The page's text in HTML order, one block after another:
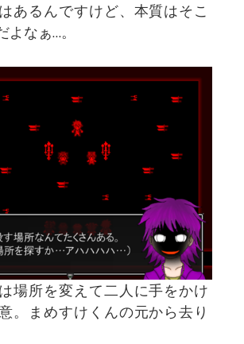
あるんですけど、本質はそこ
よなぁ…。
場所を変えて二人に手をかけ
。まめすけくんの元から去り